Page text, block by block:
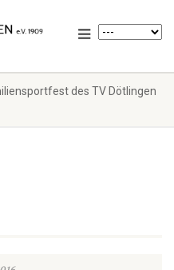
des TV Dötlingen